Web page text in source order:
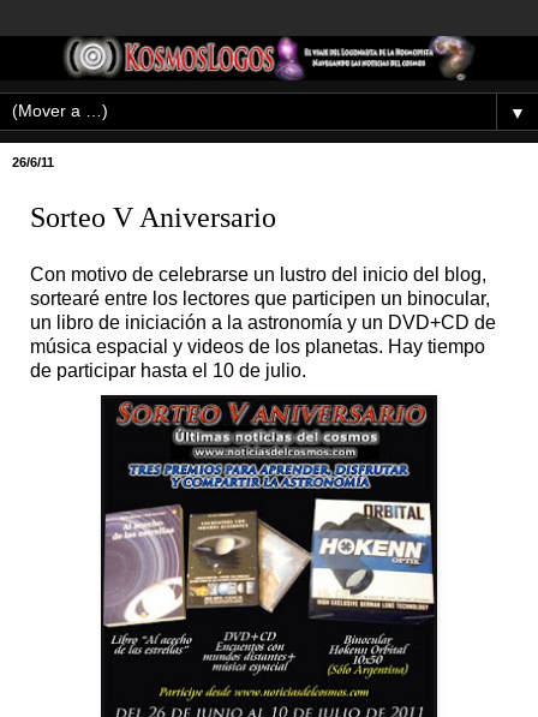
▼
26/6/11
Sorteo V Aniversario
Con motivo de celebrarse un lustro del inicio del blog,
sortearé entre los lectores que participen un binocular,
un libro de iniciación a la astronomía y un DVD+CD de
música espacial y videos de los planetas. Hay tiempo
de participar hasta el 10 de julio.